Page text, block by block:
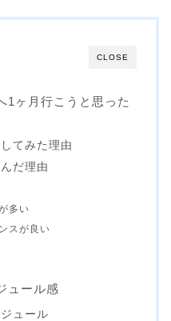
CLOSE
1ヶ月行こうと思った
てみた理由
だ理由
多い
スが良い
ュール感
ュール